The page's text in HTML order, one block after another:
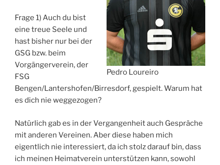
Pedro Loureiro
Frage 1) Auch du bist
eine treue Seele und
hast bisher nur bei der
GSG bzw. beim
Vorgängerverein, der
FSG
Bengen/Lantershofen/Birresdorf, gespielt. Warum hat
es dich nie weggezogen?
Natürlich gab es in der Vergangenheit auch Gespräche
mit anderen Vereinen. Aber diese haben mich
eigentlich nie interessiert, da ich stolz darauf bin, dass
ich meinen Heimatverein unterstützen kann, sowohl